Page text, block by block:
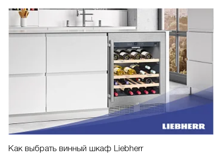
Как выбрать винный шкаф Liebherr